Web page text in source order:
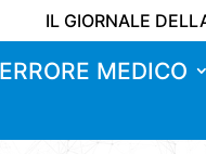
IL GIORNALE
ERRORE MEDICO